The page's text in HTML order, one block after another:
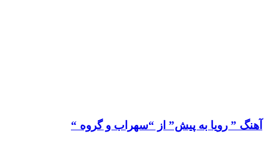
آهنگ ” رویا به پیش” از “سهراب و گروه “